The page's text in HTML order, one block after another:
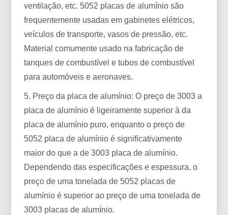
ventilação, etc. 5052 placas de alumínio são
frequentemente usadas em gabinetes elétricos,
veículos de transporte, vasos de pressão, etc.
Material comumente usado na fabricação de
tanques de combustível e tubos de combustível
para automóveis e aeronaves.
5. Preço da placa de alumínio: O preço de 3003 a
placa de alumínio é ligeiramente superior à da
placa de alumínio puro, enquanto o preço de
5052 placa de alumínio é significativamente
maior do que a de 3003 placa de alumínio.
Dependendo das especificações e espessura, o
preço de uma tonelada de 5052 placas de
alumínio é superior ao preço de uma tonelada de
3003 placas de alumínio.